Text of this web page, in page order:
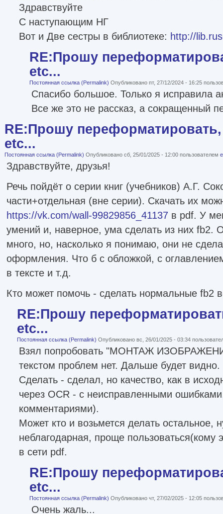
Здравствуйте
С наступающим НГ
Вот и Две сестры в библиотеке: http://
RE:Прошу
etc...
Постоянная ссылка (Permalink) Опубликовано пт, 27/12/2024 - 16:25
Спасибо большое. Только я исправила
Все же это не рассказ, а сокращенный
RE:Прошу переформатировать,
etc...
Постоянная ссылка (Permalink) Опубликовано сб, 25/01/2025 - 12:00 пользователем
Здравствуйте, друзья!
Речь пойдёт о серии книг (учебников) А.Г.
части+отдельная (вне серии). Скачать их
https://vk.com/wall-99829856_41137 в pdf. У
умений и, наверное, ума сделать из них fb2.
много, но, насколько я понимаю, они не
оформления. Что б с обложкой, с
в тексте и т.д.
Кто может помочь - сделать нормальные fb2
RE:Прошу
etc...
Постоянная ссылка (Permalink) Опубликовано вс, 26/01/2025 - 03:34
Взял попробовать "МОНТАЖ
текстом проблем нет. Дальше будет видно.
Сделать - сделал, но качество, как в
через OCR - с неисправленными
комментариями).
Может кто и возьмется делать остальное,
неблагодарная, проще
в сети pdf.
RE:Прошу
etc...
Постоянная ссылка (Permalink) Опубликовано чт, 27/02/2025 - 12:05
Очень жаль...